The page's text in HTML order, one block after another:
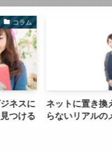
置き換え可能でも無くな
アルのメリット